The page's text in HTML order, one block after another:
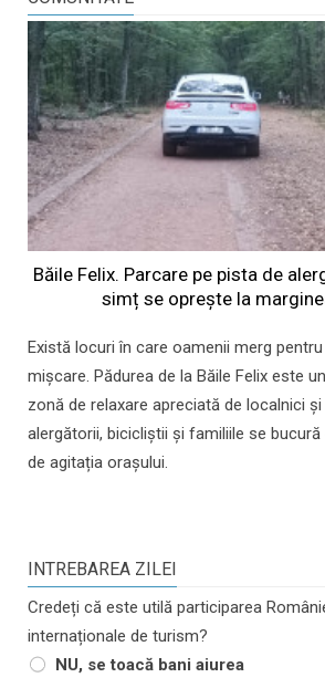
Băile Felix. Parcare pe pista de
simț se oprește la
Există locuri în care oamenii merg
mișcare. Pădurea de la Băile Felix este
zonă de relaxare apreciată de localnici
alergătorii, bicicliștii și familiile se
de agitația orașului.
INTREBAREA ZILEI
Credeți că este utilă participarea
internaționale de turism?
NU, se toacă bani aiurea